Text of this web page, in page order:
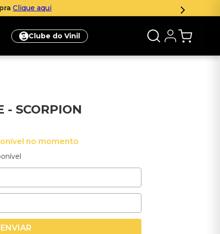
Clube do Vinil
- SCORPION
no momento
ENVIAR